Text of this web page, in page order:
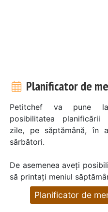
Planificator de
Petitchef va pune
posibilitatea planificării
zile, pe săptămână, în
sărbători.
De asemenea aveți
să printați meniul
Planificator de